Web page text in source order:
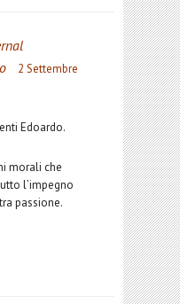
2 Settembre
Edoardo.
morali che
l’impegno
passione.